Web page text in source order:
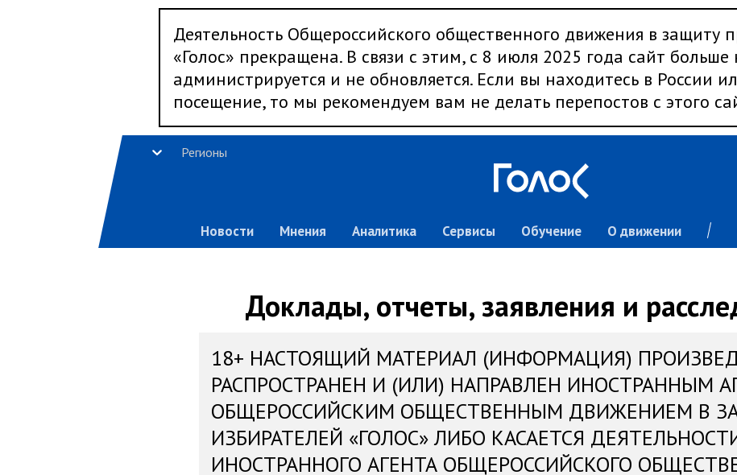
Деятельность Общероссийского общественного движения в защиту
«Голос» прекращена. В связи с этим, с 8 июля 2025 года сайт больше
администрируется и не обновляется. Если вы находитесь в России
посещение, то мы рекомендуем вам не делать перепостов с этого
Регионы
Новости Мнения Аналитика Сервисы Обучение О движении
Доклады, отчеты, заявления и
18+ НАСТОЯЩИЙ МАТЕРИАЛ (ИНФОРМАЦИЯ)
РАСПРОСТРАНЕН И (ИЛИ) НАПРАВЛЕН ИНОСТРАННЫМ
ОБЩЕРОССИЙСКИМ ОБЩЕСТВЕННЫМ ДВИЖЕНИЕМ В
ИЗБИРАТЕЛЕЙ «ГОЛОС» ЛИБО КАСАЕТСЯ
ИНОСТРАННОГО АГЕНТА ОБЩЕРОССИЙСКОГО